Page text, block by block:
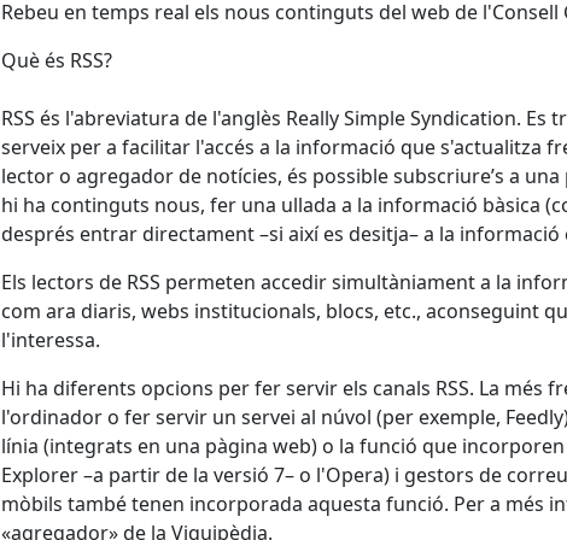
Rebeu en temps real els nous continguts del web de
Què és RSS?
RSS és l'abreviatura de l'anglès Really Simple Syndication.
serveix per a facilitar l'accés a la informació que s'actualitza
lector o agregador de notícies, és possible subscriure’s a
hi ha continguts nous, fer una ullada a la informació bàsica
després entrar directament –si així es desitja– a la
Els lectors de RSS permeten accedir simultàniament a la
com ara diaris, webs institucionals, blocs, etc., aconseguint
l'interessa.
Hi ha diferents opcions per fer servir els canals RSS. La més
l'ordinador o fer servir un servei al núvol (per exemple,
línia (integrats en una pàgina web) o la funció que
Explorer –a partir de la versió 7– o l'Opera) i gestors de
mòbils també tenen incorporada aquesta funció. Per a més
«agregador» de la Viquipèdia.